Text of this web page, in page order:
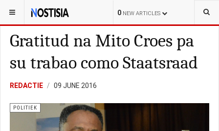
0 NEW ARTICLES
YOU ARE HERE: NEDERLAND POLITIEK
Gratitud na Mito Croes pa
su trabao como Staatsraad
REDACTIE 09 JUNE 2016
POLITIEK